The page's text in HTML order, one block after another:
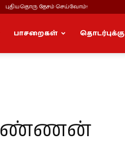
புதியதொரு தேசம் செய்வோம்!
பாசறைகள் தொடர்புக்கு
அண்ணன்